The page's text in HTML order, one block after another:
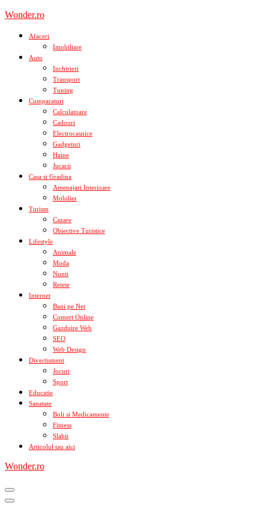
Skip
content
Wonder.ro
Afaceri
Imobiliare
Auto
Inchirieri
Transport
Tuning
Cumparaturi
Calculatoare
Cadouri
Electrocasnice
Gadgeturi
Haine
Jucarii
Casa si Gradina
Amenajari Interioare
Mobilier
Turism
Cazare
Obiective Turistice
Lifestyle
Animale
Moda
Nunti
Retete
Internet
Bani pe Net
Comert Online
Gazduire Web
SEO
Web Design
Divertisment
Jocuri
Sport
Educatie
Sanatate
Boli si Medicamente
Fitness
Slabit
Articolul tau aici
Wonder.ro